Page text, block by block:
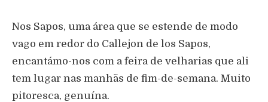
Nos Sapos, uma área que se estende de modo
vago em redor do Callejon de los Sapos,
encantámo-nos com a feira de velharias que ali
tem lugar nas manhãs de fim-de-semana. Muito
pitoresca, genuína.